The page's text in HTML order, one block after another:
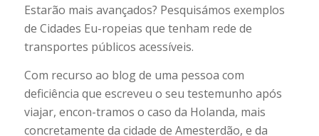
Estarão mais avançados? Pesquisámos exemplos
de Cidades Eu-ropeias que tenham rede de
transportes públicos acessíveis.
Com recurso ao blog de uma pessoa com
deficiência que escreveu o seu testemunho após
viajar, encon-tramos o caso da Holanda, mais
concretamente da cidade de Amesterdão, e da